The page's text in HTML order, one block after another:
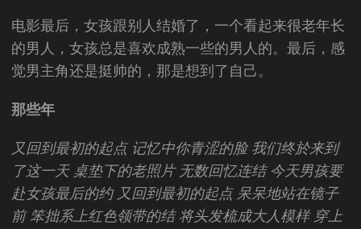
电影最后，女孩跟别人结婚了，一个看起来很老年长
的男人，女孩总是喜欢成熟一些的男人的。最后，感
觉男主角还是挺帅的，那是想到了自己。
那些年
又回到最初的起点 记忆中你青涩的脸 我们终於来到
了这一天 桌垫下的老照片 无数回忆连结 今天男孩要
赴女孩最后的约 又回到最初的起点 呆呆地站在镜子
前 笨拙系上红色领带的结 将头发梳成大人模样 穿上